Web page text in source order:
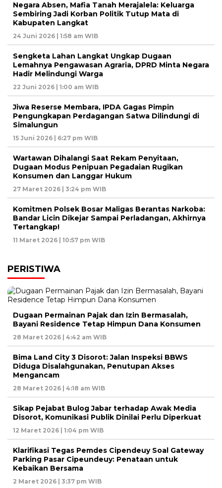
Negara Absen, Mafia Tanah Merajalela: Keluarga
Sembiring Jadi Korban Politik Tutup Mata di
Kabupaten Langkat
24 Juni 2026 | 1:58 am WIB
Sengketa Lahan Langkat Ungkap Dugaan
Lemahnya Pengawasan Agraria, DPRD Minta Negara
Hadir Melindungi Warga
22 Juni 2026 | 1:00 am WIB
Jiwa Reserse Membara, IPDA Gagas Pimpin
Pengungkapan Perdagangan Satwa Dilindungi di
Simalungun
15 Juni 2026 | 6:27 pm WIB
Wartawan Dihalangi Saat Rekam Penyitaan,
Dugaan Modus Penipuan Pegadaian Rugikan
Konsumen dan Langgar Hukum
27 Maret 2026 | 3:24 pm WIB
Komitmen Polsek Bosar Maligas Berantas Narkoba:
Bandar Licin Dikejar Sampai Perladangan, Akhirnya
Tertangkap!
11 Maret 2026 | 10:57 pm WIB
PERISTIWA
Dugaan Permainan Pajak dan Izin Bermasalah,
Bayani Residence Tetap Himpun Dana Konsumen
28 Maret 2026 | 4:42 am WIB
Bima Land City 3 Disorot: Jalan Inspeksi BBWS
Diduga Disalahgunakan, Penutupan Akses
Mengancam
28 Maret 2026 | 4:18 am WIB
Sikap Pejabat Bulog Jabar terhadap Awak Media
Disorot, Komunikasi Publik Dinilai Perlu Diperkuat
12 Maret 2026 | 1:04 pm WIB
Klarifikasi Tegas Pemdes Cipendeuy Soal Gateway
Parking Pasar Cipeundeuy: Penataan untuk
Kebaikan Bersama
2 Maret 2026 | 3:37 pm WIB